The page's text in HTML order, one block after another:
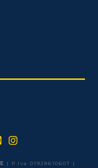
| P.Iva 01928610607 |